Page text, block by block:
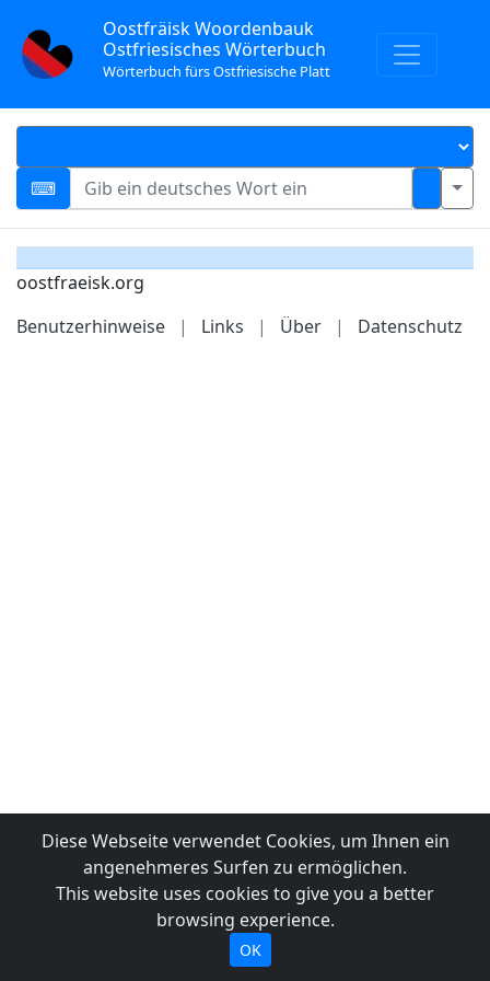
Oostfräisk Woordenbauk
Ostfriesisches Wörterbuch
Wörterbuch fürs Ostfriesische Platt
oostfraeisk.org
Benutzerhinweise
| Links | Über | Datenschutz
Diese Webseite verwendet Cookies, um Ihnen ein
angenehmeres Surfen zu ermöglichen.
This website uses cookies to give you a better
browsing experience.
OK